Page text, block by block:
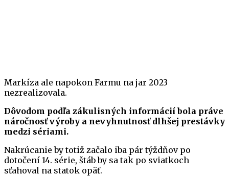
Markíza ale napokon Farmu na jar 2023
nezrealizovala.
Dôvodom podľa zákulisných informácií bola práve
náročnosť výroby a nevyhnutnosť dlhšej prestávky
medzi sériami.
Nakrúcanie by totiž začalo iba pár týždňov po
dotočení 14. série, štáb by sa tak po sviatkoch
sťahoval na statok opäť.